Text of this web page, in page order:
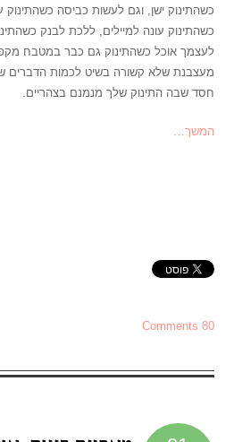
כשהתינוק ישן, וגם לעשות כביסה כשהתינוק
כשהתינוק עונה למיילים, ללכת לבנק
לעצמך אוכל כשהתינוק גם כבר במטבח
מעצבנת שלא קשורה בשיט לכמות
חסד שבה התינוק שלך מנמנם בצהריים.
המשך…
80 Comments